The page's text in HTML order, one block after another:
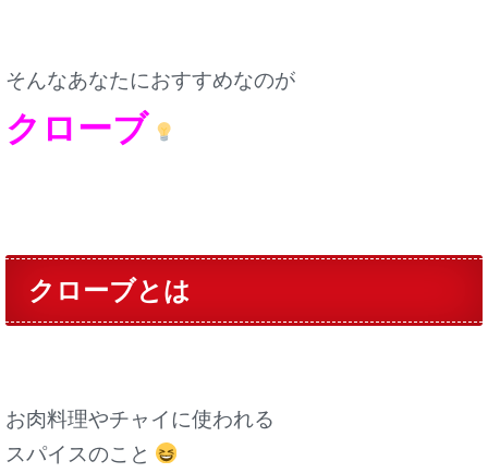
そんなあなたにおすすめなのが
クローブ
クローブとは
お肉料理やチャイに使われる
スパイスのこと